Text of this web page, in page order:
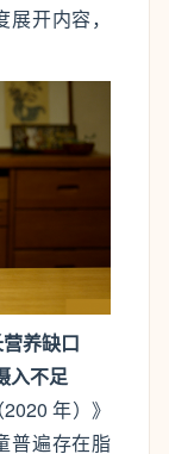
开内容，
养缺口
入不足
年）》
普遍存在脂